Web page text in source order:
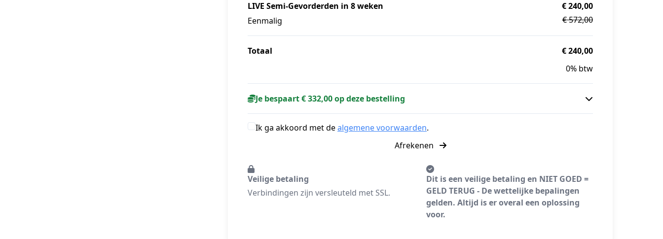
LIVE Semi-Gevorderden in 8 weken
Eenmalig
€ 240,00
€ 572,00
Totaal
€ 240,00
0% btw
Je bespaart € 332,00 op deze bestelling
Ik ga akkoord met dealgemene voorwaarden.
Afrekenen
Veilige betaling
Verbindingen zijn versleuteld met SSL.
Dit is een veilige betaling en NIET GOED =
GELD TERUG - De wettelijke bepalingen
gelden. Altijd is er overal een oplossing
voor.